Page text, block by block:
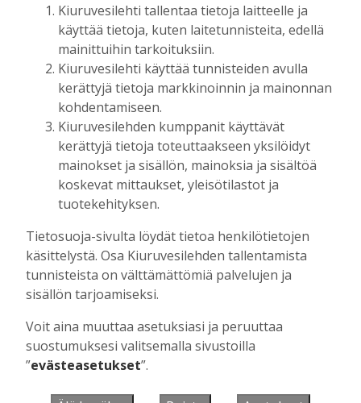
Salasana
Muista minut
Unohtuiko salasana?
se tästä.
Käyntiosoite :
Kiuruvesi Lehti oy
Niemistenkatu 4
Kiuruvesi
Kiuruvesilehti tallentaa tietoja laitteelle ja
käyttää tietoja, kuten laitetunnisteita, edellä
mainittuihin tarkoituksiin.
Kiuruvesilehti käyttää tunnisteiden avulla
kerättyjä tietoja markkinoinnin ja mainonnan
kohdentamiseen.
Kiuruvesilehden kumppanit käyttävät
kerättyjä tietoja toteuttaakseen yksilöidyt
mainokset ja sisällön, mainoksia ja sisältöä
koskevat mittaukset, yleisötilastot ja
tuotekehityksen.
Tietosuoja-sivulta löydät tietoa henkilötietojen
käsittelystä. Osa Kiuruvesilehden tallentamista
tunnisteista on välttämättömiä palvelujen ja
sisällön tarjoamiseksi.
Voit aina muuttaa asetuksiasi ja peruuttaa
suostumuksesi valitsemalla sivustoilla
”evästeasetukset”.